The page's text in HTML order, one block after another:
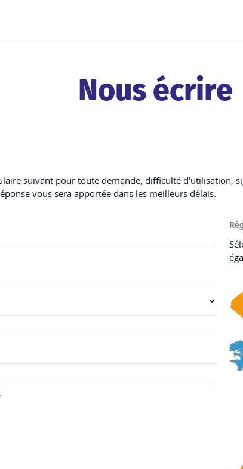
Nous écrire
suivant pour toute demande, difficulté d'utilisation,
vous sera apportée dans les meilleurs délais.